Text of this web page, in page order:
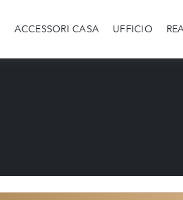
ACCESSORI CASA UFFICIO